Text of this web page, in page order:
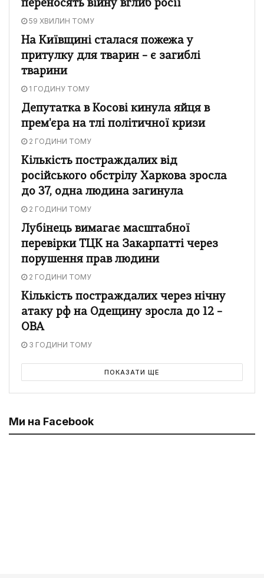
переносять війну вглиб росії
59 ХВИЛИН ТОМУ
На Київщині сталася пожежа у
притулку для тварин – є загиблі
тварини
1 ГОДИНУ ТОМУ
Депутатка в Косові кинула яйця в
прем'єра на тлі політичної кризи
2 ГОДИНИ ТОМУ
Кількість постраждалих від
російського обстрілу Харкова зросла
до 37, одна людина загинула
2 ГОДИНИ ТОМУ
Лубінець вимагає масштабної
перевірки ТЦК на Закарпатті через
порушення прав людини
2 ГОДИНИ ТОМУ
Кількість постраждалих через нічну
атаку рф на Одещину зросла до 12 –
ОВА
3 ГОДИНИ ТОМУ
ПОКАЗАТИ ЩЕ
Ми на Facebook